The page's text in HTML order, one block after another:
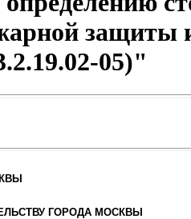
защиты
05)"
ГОРОДА МОСКВЫ